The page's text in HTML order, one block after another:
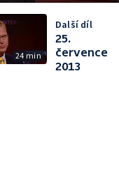
24 min
Další díl
25.
července
2013